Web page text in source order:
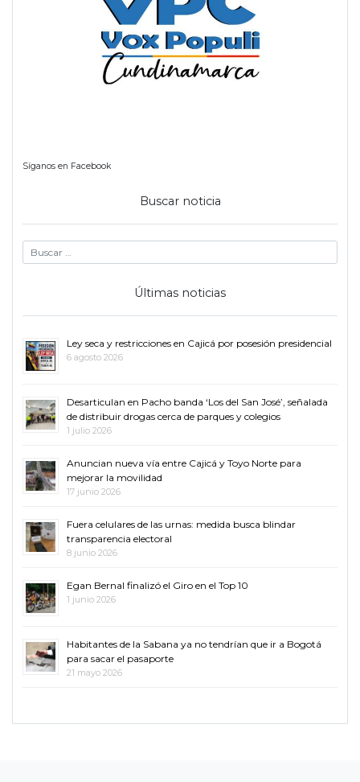
Síganos en Facebook
Buscar noticia
Últimas noticias
Ley seca y restricciones en Cajicá por posesión presidencial
6 agosto 2026
Desarticulan en Pacho banda ‘Los del San José’, señalada
de distribuir drogas cerca de parques y colegios
1 julio 2026
Anuncian nueva vía entre Cajicá y Toyo Norte para
mejorar la movilidad
17 junio 2026
Fuera celulares de las urnas: medida busca blindar
transparencia electoral
8 junio 2026
Egan Bernal finalizó el Giro en el Top 10
1 junio 2026
Habitantes de la Sabana ya no tendrían que ir a Bogotá
para sacar el pasaporte
21 mayo 2026